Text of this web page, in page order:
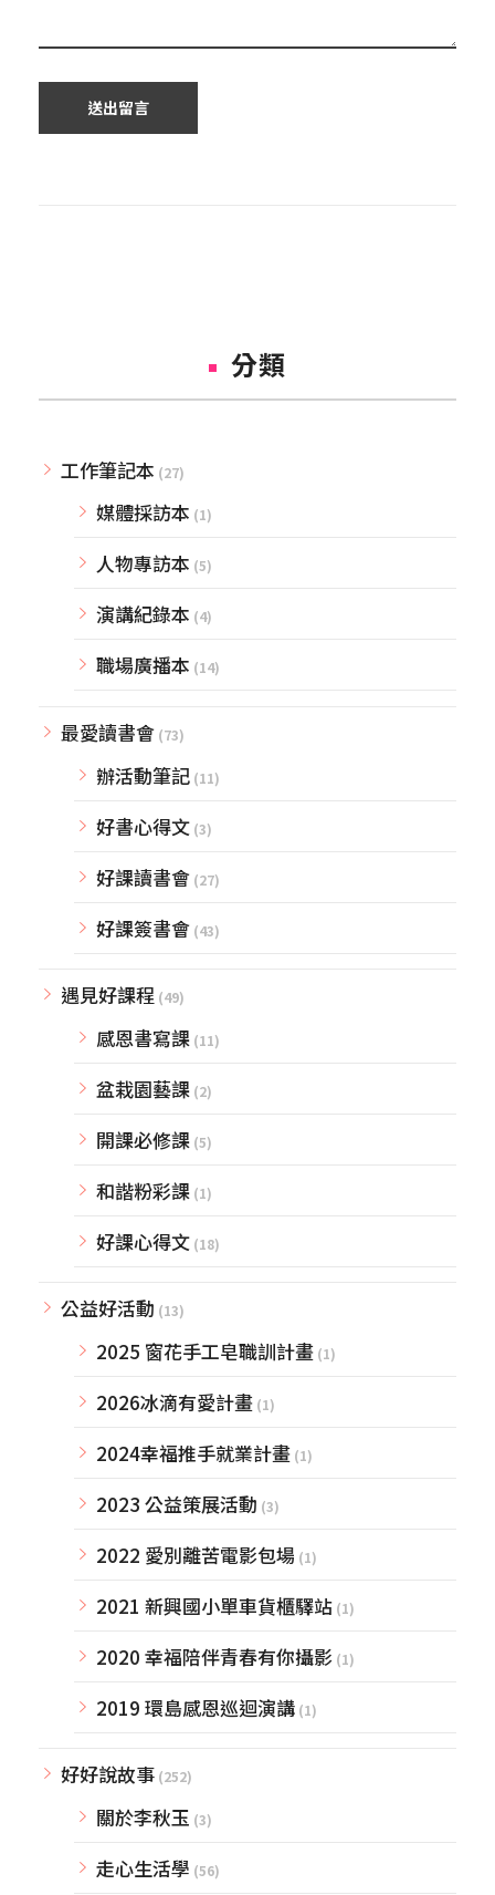
分類
工作筆記本 (27)
媒體採訪本 (1)
人物專訪本 (5)
演講紀錄本 (4)
職場廣播本 (14)
最愛讀書會 (73)
辦活動筆記 (11)
好書心得文 (3)
好課讀書會 (27)
好課簽書會 (43)
遇見好課程 (49)
感恩書寫課 (11)
盆栽園藝課 (2)
開課必修課 (5)
和諧粉彩課 (1)
好課心得文 (18)
公益好活動 (13)
2025 窗花手工皂職訓計畫 (1)
2026冰滴有愛計畫 (1)
2024幸福推手就業計畫 (1)
2023 公益策展活動 (3)
2022 愛別離苦電影包場 (1)
2021 新興國小單車貨櫃驛站 (1)
2020 幸福陪伴青春有你攝影 (1)
2019 環島感恩巡迴演講 (1)
好好說故事 (252)
關於李秋玉 (3)
走心生活學 (56)